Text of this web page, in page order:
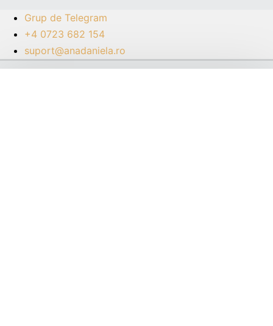
Grup de Telegram
+4 0723 682 154
suport@anadaniela.ro